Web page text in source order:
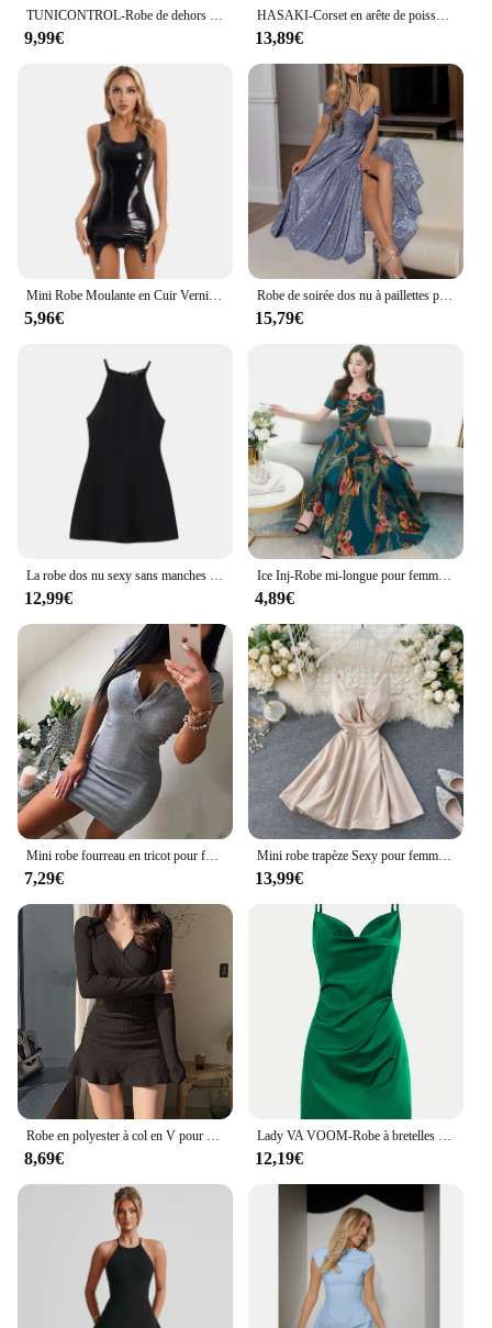
TUNICONTROL-Robe de dehors Plissée avec Short Intégré pour Femme, Tenue de Danemark minton, Golf, Tennis, une Pièce, 2024
9,99€
HASAKI-Corset en arête de poisson pour femmes, manteaux d'été, solide, document aught-up, taille saillante, fibre arrière, bandage, mode fête, robe courte
13,89€
Mini Robe Moulante en Cuir Verni Brcorporelle pour Femme, Tenue de Club Sexy en Latex avec Clips de Jarretelles, Fermeture Éclair au Dos, Vêtement de ixRave
5,96€
Robe de soirée dos nu à paillettes pour femmes, bustier à ourlet large, bleu, sexy, fendue, taille haute, robes maxi élégantes
15,79€
12,99€
Ice Inj-Robe mi-longue pour femme, manches courtes, couvertes à la taille, anti-âge, imprimée, mexicaine, été, nouveau, 2022
4,89€
7,29€
Mini robe trapèze Sexy pour femmes, col en v, bretelles Spaghetti, dos nu, couleur unie, tendance, Slim, taille haute, pour fête, 2020
13,99€
8,69€ 12,19€